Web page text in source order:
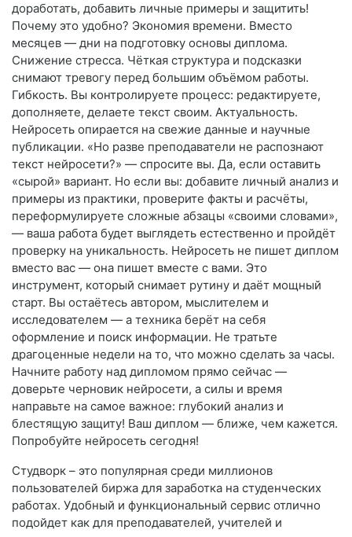
доработать, добавить личные примеры и защитить!
Почему это удобно? Экономия времени. Вместо
месяцев — дни на подготовку основы диплома.
Снижение стресса. Чёткая структура и подсказки
снимают тревогу перед большим объёмом работы.
Гибкость. Вы контролируете процесс: редактируете,
дополняете, делаете текст своим. Актуальность.
Нейросеть опирается на свежие данные и научные
публикации. «Но разве преподаватели не распознают
текст нейросети?» — спросите вы. Да, если оставить
«сырой» вариант. Но если вы: добавите личный анализ и
примеры из практики, проверите факты и расчёты,
переформулируете сложные абзацы «своими словами»,
— ваша работа будет выглядеть естественно и пройдёт
проверку на уникальность. Нейросеть не пишет диплом
вместо вас — она пишет вместе с вами. Это
инструмент, который снимает рутину и даёт мощный
старт. Вы остаётесь автором, мыслителем и
исследователем — а техника берёт на себя
оформление и поиск информации. Не тратьте
драгоценные недели на то, что можно сделать за часы.
Начните работу над дипломом прямо сейчас —
доверьте черновик нейросети, а силы и время
направьте на самое важное: глубокий анализ и
блестящую защиту! Ваш диплом — ближе, чем кажется.
Попробуйте нейросеть сегодня!
Студворк – это популярная среди миллионов
пользователей биржа для заработка на студенческих
работах. Удобный и функциональный сервис отлично
подойдет как для преподавателей, учителей и